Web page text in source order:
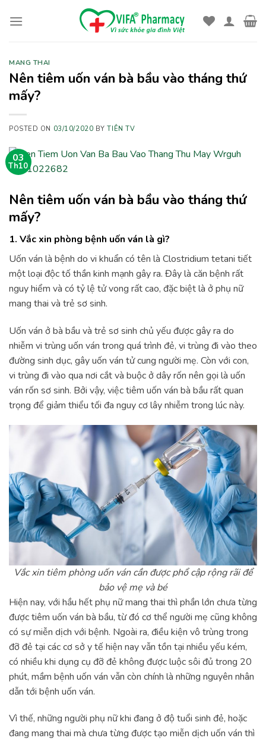
MANG THAI
Nên tiêm uốn ván bà bầu vào tháng thứ
mấy?
POSTED ON 03/10/2020 BYTIÊN TV
03
Th10
Nên tiêm uốn ván bà bầu vào tháng thứ
mấy?
1. Vắc xin phòng bệnh uốn ván là gì?
Uốn ván là bệnh do vi khuẩn có tên là Clostridium tetani tiết
một loại độc tố thần kinh mạnh gây ra. Đây là căn bệnh rất
nguy hiểm và có tỷ lệ tử vong rất cao, đặc biệt là ở phụ nữ
mang thai và trẻ sơ sinh.
Uốn ván ở bà bầu và trẻ sơ sinh chủ yếu được gây ra do
nhiễm vi trùng uốn ván trong quá trình đẻ, vi trùng đi vào theo
đường sinh dục, gây uốn ván tử cung người mẹ. Còn với con,
vi trùng đi vào qua nơi cắt và buộc ở dây rốn nên gọi là uốn
ván rốn sơ sinh. Bởi vậy, việc tiêm uốn ván bà bầu rất quan
trọng để giảm thiểu tối đa nguy cơ lây nhiễm trong lúc này.
Vắc xin tiêm phòng uốn ván cần được phổ cập rộng rãi để
bảo vệ mẹ và bé
Hiện nay, với hầu hết phụ nữ mang thai thì phần lớn chưa từng
được tiêm uốn ván bà bầu, từ đó cơ thể người mẹ cũng không
có sự miễn dịch với bệnh. Ngoài ra, điều kiện vô trùng trong
đỡ đẻ tại các cơ sở y tế hiện nay vẫn tồn tại nhiều yếu kém,
có nhiều khi dụng cụ đỡ đẻ không được luộc sôi đủ trong 20
phút, mầm bệnh uốn ván vẫn còn chính là những nguyên nhân
dẫn tới bệnh uốn ván.
Vì thế, những người phụ nữ khi đang ở độ tuổi sinh đẻ, hoặc
đang mang thai mà chưa từng được tạo miễn dịch uốn ván thì